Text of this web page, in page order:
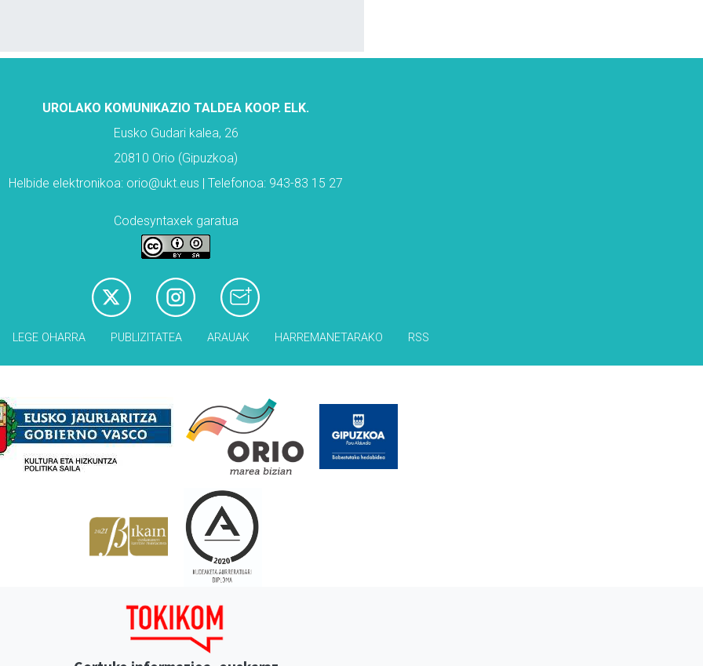
UROLAKO KOMUNIKAZIO TALDEA KOOP. ELK.
Eusko Gudari kalea, 26
20810 Orio (Gipuzkoa)
Helbide elektronikoa: orio@ukt.eus | Telefonoa: 943-83 15 27
Codesyntaxek garatua
LEGE OHARRA PUBLIZITATEA ARAUAK HARREMANETARAKO RSS